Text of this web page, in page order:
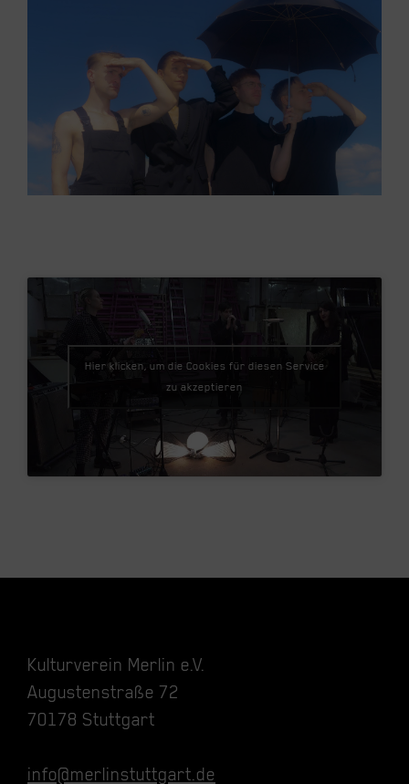
Hier klicken, um die Cookies für diesen Service
zu akzeptieren
Kulturverein Merlin e.V.
Augustenstraße 72
70178 Stuttgart
info@merlinstuttgart.de